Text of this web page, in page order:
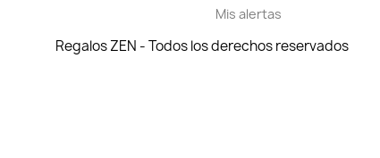
Mis alertas
Regalos ZEN - Todos los derechos reservados